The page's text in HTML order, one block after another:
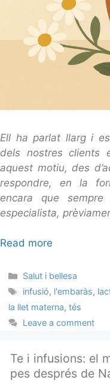
Ell ha parlat llarg i
dels nostres clients
aquest motiu, des
respondre, en la
encara que
especialista,
Read more
Categories
Salut i bellesa
Tags
infusió, l'embaràs,
la llet materna,tés
Leave a comment
Te i infusions: el
pes després de